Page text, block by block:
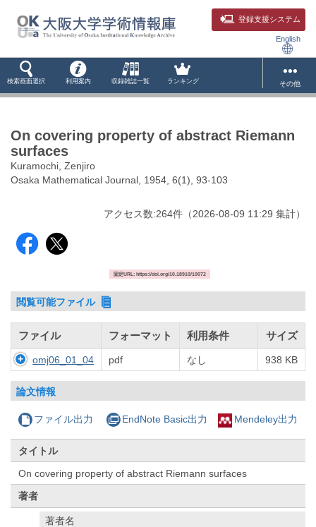
登録支援システム
English
検索画面選択 利用案内 収録雑誌一覧 ランキング その他
On covering property of abstract Riemann
surfaces
Kuramochi, Zenjiro
Osaka Mathematical Journal, 1954, 6(1), 93-103
アクセス数:264件 （2026-08-09 11:29 集計）
固定URL: https://doi.org/10.18910/10072
閲覧可能ファイル
ファイル フォーマット 利用条件 サイズ
omj06_01_04 pdf なし 938 KB
論文情報
ファイル出力 EndNote Basic出力 Mendeley出力
タイトル
On covering property of abstract Riemann surfaces
著者
著者名